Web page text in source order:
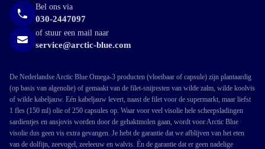
Bel ons via
030-2447097
of stuur een mail naar
service@arctic-blue.com
De Nederlandse Arctic Blue Omega-3 producten (vloeibaar of capsule) zijn plantaardig
(op basis van algenolie) of gemaakt van de filet-snijresten van wilde zalm, wilde koolvis
of wilde kabeljauw. Eén kabeljauw levert, naast de filet voor de supermarkt, maar liefst
1 fles (150 ml) olie of 250 capsules op. Waar voor veel visolie hele scheepsladingen
sardientjes en ansjovis worden door de gehaktmolen gaan, wordt voor Arctic Blue
visolie dus geen vis extra gevangen. Je hebt de garantie dat we afblijven van het eten
van de dolfijn, zeevogel, zeeleeuw en walvis. Én de garantie dat er geen nadelige